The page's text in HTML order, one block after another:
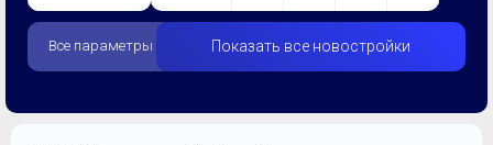
Все параметры Показать все новостройки